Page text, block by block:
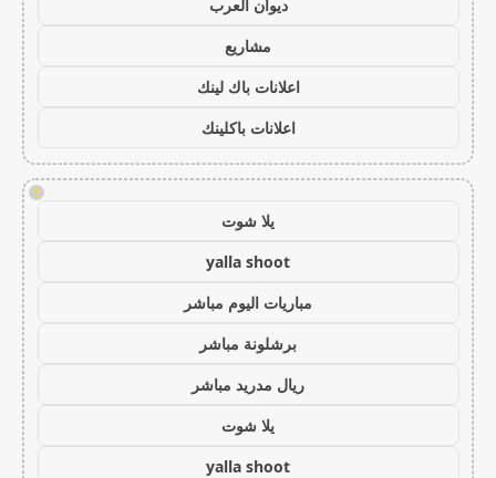
ديوان العرب
مشاريع
اعلانات باك لينك
اعلانات باكلينك
!
يلا شوت
yalla shoot
مباريات اليوم مباشر
برشلونة مباشر
ريال مدريد مباشر
يلا شوت
yalla shoot